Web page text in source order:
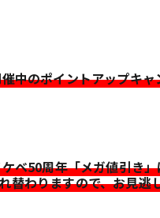
中のポイントアップキャ
ベ50周年「メガ値引き
替わりますので、お見逃